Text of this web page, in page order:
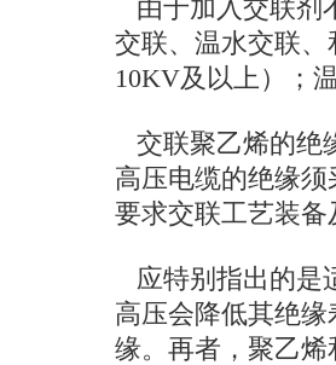
由于加入交联剂
交联、温水交联
10KV及以上）；
交联聚乙烯的绝
高压电缆的绝缘
要求交联工艺装
应特别指出的是
高压会降低其绝
缘。再者，聚乙